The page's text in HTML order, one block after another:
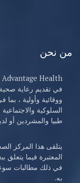
من نحن
في تقديم رعاية
ووقائية وأولية ،
السلوكية
طبيا والمشردين أو
المعتبرة فيما يتعلق
في ذلك مطالبات سوء
به.